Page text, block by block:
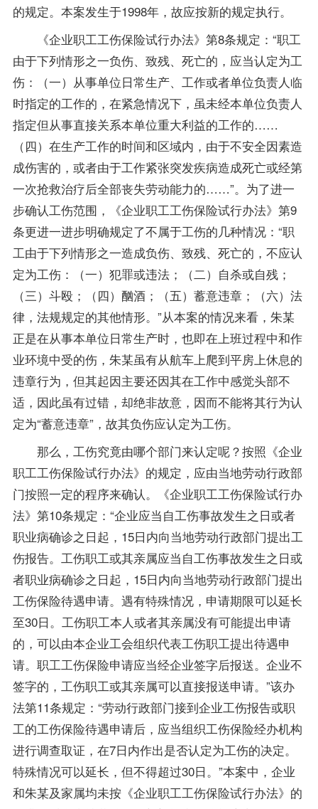
的规定。本案发生于1998年，故应按新的规定执行。
《企业职工工伤保险试行办法》第8条规定：“职工
由于下列情形之一负伤、致残、死亡的，应当认定为工
伤：（一）从事单位日常生产、工作或者单位负责人临
时指定的工作的，在紧急情况下，虽未经本单位负责人
指定但从事直接关系本单位重大利益的工作的……
（四）在生产工作的时间和区域内，由于不安全因素造
成伤害的，或者由于工作紧张突发疾病造成死亡或经第
一次抢救治疗后全部丧失劳动能力的……”。为了进一
步确认工伤范围，《企业职工工伤保险试行办法》第9
条更进一进步明确规定了不属于工伤的几种情况：“职
工由于下列情形之一造成负伤、致残、死亡的，不应认
定为工伤：（一）犯罪或违法；（二）自杀或自残；
（三）斗殴；（四）酗酒；（五）蓄意违章；（六）法
律，法规规定的其他情形。”从本案的情况来看，朱某
正是在从事本单位日常生产时，也即在上班过程中和作
业环境中受的伤，朱某虽有从航车上爬到平房上休息的
违章行为，但其起因主要还因其在工作中感觉头部不
适，因此虽有过错，却绝非故意，因而不能将其行为认
定为“蓄意违章”，故其负伤应认定为工伤。
那么，工伤究竟由哪个部门来认定呢？按照《企业
职工工伤保险试行办法》的规定，应由当地劳动行政部
门按照一定的程序来确认。《企业职工工伤保险试行办
法》第10条规定：“企业应当自工伤事故发生之日或者
职业病确诊之日起，15日内向当地劳动行政部门提出工
伤报告。工伤职工或其亲属应当自工伤事故发生之日或
者职业病确诊之日起，15日内向当地劳动行政部门提出
工伤保险待遇申请。遇有特殊情况，申请期限可以延长
至30日。工伤职工本人或者其亲属没有可能提出申请
的，可以由本企业工会组织代表工伤职工提出待遇申
请。职工工伤保险申请应当经企业签字后报送。企业不
签字的，工伤职工或其亲属可以直接报送申请。”该办
法第11条规定：“劳动行政部门接到企业工伤报告或职
工的工伤保险待遇申请后，应当组织工伤保险经办机构
进行调查取证，在7日内作出是否认定为工伤的决定。
特殊情况可以延长，但不得超过30日。”本案中，企业
和朱某及家属均未按《企业职工工伤保险试行办法》的